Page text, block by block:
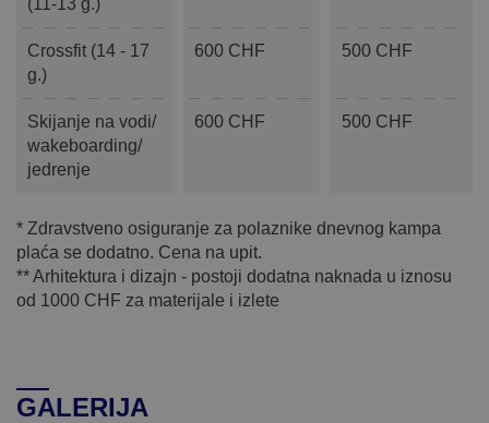
(11-13 g.)
Crossfit (14 - 17
g.)
600 CHF 500 CHF
Skijanje na vodi/
wakeboarding/
jedrenje
600 CHF 500 CHF
* Zdravstveno osiguranje za polaznike dnevnog kampa
plaća se dodatno. Cena na upit.
** Arhitektura i dizajn - postoji dodatna naknada u iznosu
od 1000 CHF za materijale i izlete
GALERIJA